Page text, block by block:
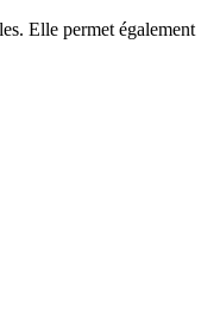
Elle permet également